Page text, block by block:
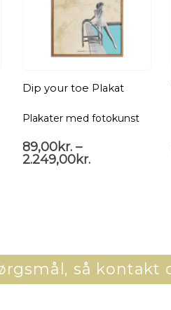
Dip your toe Plakat
Plakater med fotokunst
89,00kr. –
2.249,00kr.
så kontakt